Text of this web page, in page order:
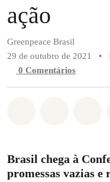
ação
Greenpeace Brasil
29 de outubro de 2021
•
0 Comentários
Brasil chega à
promessas vazias e